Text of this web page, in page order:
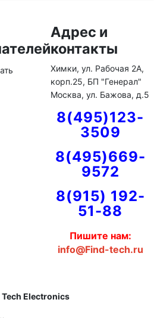
Адрес и
контакты
Химки, ул. Рабочая 2А,
корп.25, БП "Генерал"
Москва, ул. Бажова, д.5
8(495)123-
3509
8(495)669-
9572
8(915) 192-
51-88
Пишите нам:
info@Find-tech.ru
Tech Electronics